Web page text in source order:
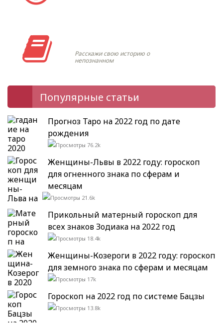
Расскажи свою историю о
непознанном
Популярные статьи
Прогноз Таро на 2022 год по дате
рождения
76.2k
Женщины-Львы в 2022 году: гороскоп
для огненного знака по сферам и
месяцам
21.6k
Прикольный матерный гороскоп для
всех знаков Зодиака на 2022 год
18.4k
Женщины-Козероги в 2022 году: гороскоп
для земного знака по сферам и месяцам
17k
Гороскоп на 2022 год по системе Бацзы
13.8k